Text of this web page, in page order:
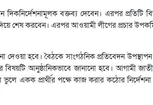
দিকনির্দেশনামূলক বক্তব্য দেবেন। এরপর
শেষ করবেন। এরপর আওয়ামী লীগের প্রচার
দেওয়া হবে। বৈঠকে সাংগঠনিক প্রতিবেদন
আনুষ্ঠানিকভাবে জানানো হবে। আগামী
ভুলে একক প্রার্থীর পক্ষে কাজ করার কঠোর